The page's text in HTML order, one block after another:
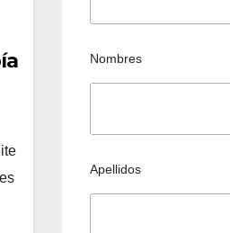
Nombres
Apellidos